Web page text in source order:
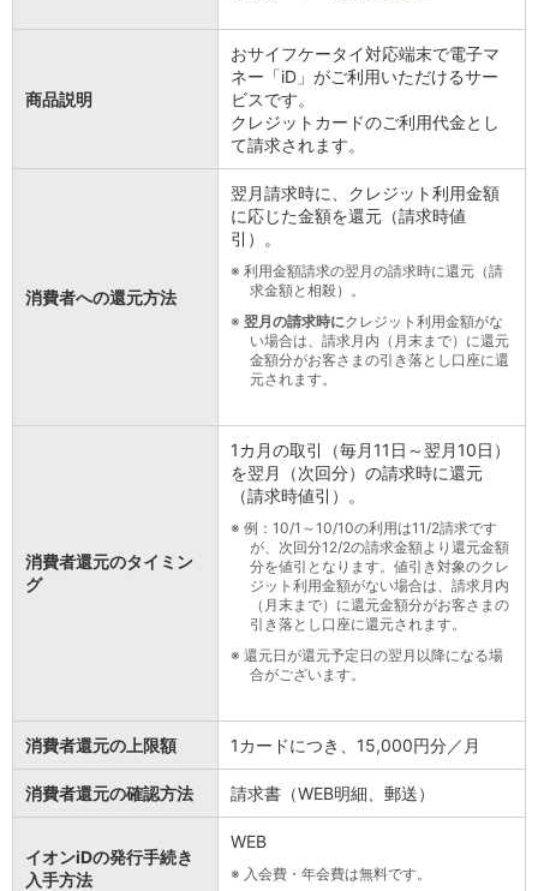
商品説明
おサイフケータイ対応端末で電子マ
ネー「iD」がご利用いただけるサー
ビスです。
クレジットカードのご利用代金とし
て請求されます。
消費者への還元方法
翌月請求時に、クレジット利用金額
に応じた金額を還元（請求時値
引）。
※ 利用金額請求の翌月の請求時に還元（請
求金額と相殺）。
※ 翌月の請求時にクレジット利用金額がな
い場合は、請求月内（月末まで）に還元
金額分がお客さまの引き落とし口座に還
元されます。
消費者還元のタイミン
グ
1カ月の取引（毎月11日～翌月10日）
を翌月（次回分）の請求時に還元
（請求時値引）。
※ 例：10/1～10/10の利用は11/2請求です
が、次回分12/2の請求金額より還元金額
分を値引となります。値引き対象のクレ
ジット利用金額がない場合は、請求月内
（月末まで）に還元金額分がお客さまの
引き落とし口座に還元されます。
※ 還元日が還元予定日の翌月以降になる場
合がございます。
消費者還元の上限額 1カードにつき、15,000円分／月
消費者還元の確認方法 請求書（WEB明細、郵送）
イオンiDの発行手続き
入手方法
WEB
※ 入会費・年会費は無料です。